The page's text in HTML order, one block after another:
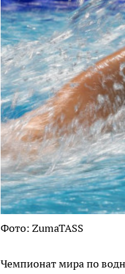
Фото: ZumaTASS
Чемпионат мира по